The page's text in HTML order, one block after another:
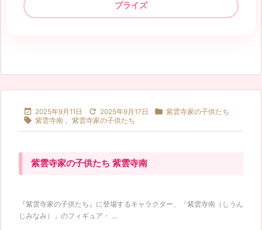
プライズ
 2025年9月11日  2025年9月17日  紫雲寺家の子供たち
 紫雲寺南 , 紫雲寺家の子供たち
紫雲寺家の子供たち 紫雲寺南
『紫雲寺家の子供たち』に登場するキャラクター、「紫雲寺南（しうん
じみなみ）」のフィギュア・ ...